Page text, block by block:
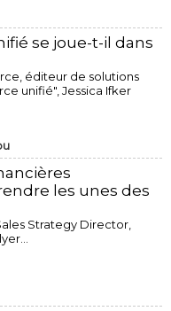
se joue-t-il dans
éditeur de solutions
unifié", Jessica Ifker
les unes des
Strategy Director,